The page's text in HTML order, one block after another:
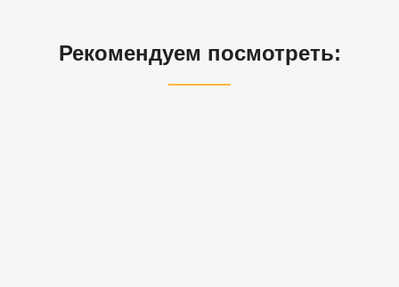
Рекомендуем посмотреть: